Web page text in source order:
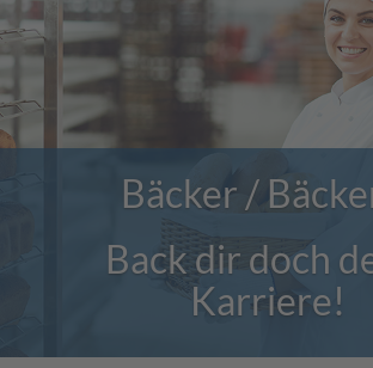
Bäcker /
Back dir doch
Karriere!